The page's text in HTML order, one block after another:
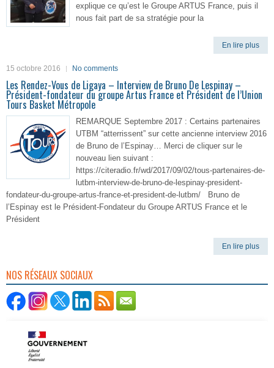
explique ce qu’est le Groupe ARTUS France, puis il
nous fait part de sa stratégie pour la
En lire plus
15 octobre 2016 No comments
Les Rendez-Vous de Ligaya – Interview de Bruno De Lespinay –
Président-fondateur du groupe Artus France et Président de l’Union
Tours Basket Métropole
REMARQUE Septembre 2017 : Certains partenaires
UTBM “atterrissent” sur cette ancienne interview 2016
de Bruno de l’Espinay… Merci de cliquer sur le
nouveau lien suivant :
https://citeradio.fr/wd/2017/09/02/tous-partenaires-de-
lutbm-interview-de-bruno-de-lespinay-president-
fondateur-du-groupe-artus-france-et-president-de-lutbm/ Bruno de
l’Espinay est le Président-Fondateur du Groupe ARTUS France et le
Président
En lire plus
NOS RÉSEAUX SOCIAUX